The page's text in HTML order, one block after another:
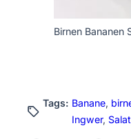
Birnen Bananen
Tags: Banane,
Ingwer, Salat